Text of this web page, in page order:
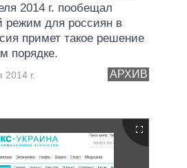
2014 г. пообещал
режим для россиян в
примет такое решение
порядке.
АРХИВ
2014 г.